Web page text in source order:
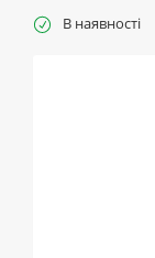
В наявності